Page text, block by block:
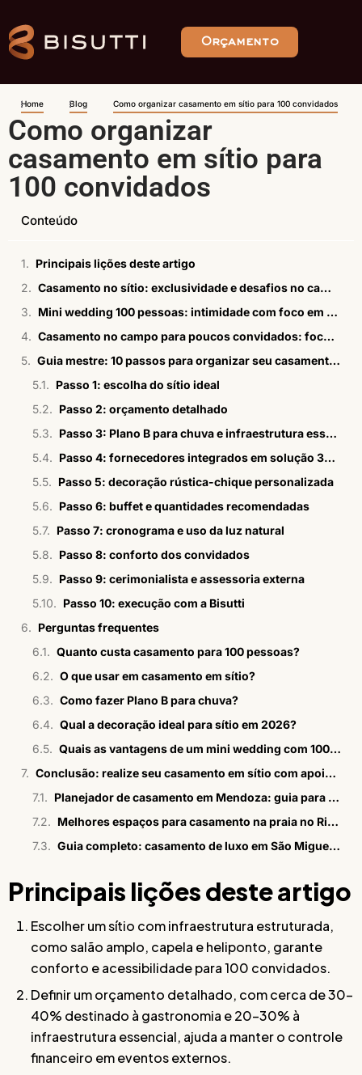
Orçamento
Home Blog Como organizar casamento em sítio para 100 convidados
Como organizar
casamento em sítio para
100 convidados
Conteúdo
Principais lições deste artigo
Casamento no sítio: exclusividade e desafios no campo
Mini wedding 100 pessoas: intimidade com foco em experiência
Casamento no campo para poucos convidados: foco em conforto e tranquilidade
Guia mestre: 10 passos para organizar seu casamento em sítio para 100 convidados
Passo 1: escolha do sítio ideal
Passo 2: orçamento detalhado
Passo 3: Plano B para chuva e infraestrutura essencial
Passo 4: fornecedores integrados em solução 360º
Passo 5: decoração rústica-chique personalizada
Passo 6: buffet e quantidades recomendadas
Passo 7: cronograma e uso da luz natural
Passo 8: conforto dos convidados
Passo 9: cerimonialista e assessoria externa
Passo 10: execução com a Bisutti
Perguntas frequentes
Quanto custa casamento para 100 pessoas?
O que usar em casamento em sítio?
Como fazer Plano B para chuva?
Qual a decoração ideal para sítio em 2026?
Quais as vantagens de um mini wedding com 100 pessoas?
Conclusão: realize seu casamento em sítio com apoio especializado Bisutti
Planejador de casamento em Mendoza: guia para brasileiros
Melhores espaços para casamento na praia no Rio em 2026
Guia completo: casamento de luxo em São Miguel dos Milagres
Principais lições deste artigo
Escolher um sítio com infraestrutura estruturada,
como salão amplo, capela e heliponto, garante
conforto e acessibilidade para 100 convidados.
Definir um orçamento detalhado, com cerca de 30-
40% destinado à gastronomia e 20-30% à
infraestrutura essencial, ajuda a manter o controle
financeiro em eventos externos.